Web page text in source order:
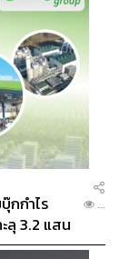
กกำไร
ลุ 3.2 แสน
...